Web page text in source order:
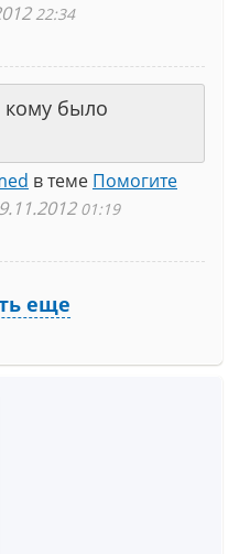
22:34
кому было
в теме Помогите
01:19
еще